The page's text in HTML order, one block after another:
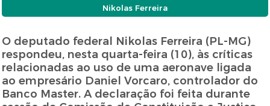
Nikolas Ferreira
O deputado federal Nikolas Ferreira (PL-MG)
respondeu, nesta quarta-feira (10), às críticas
relacionadas ao uso de uma aeronave ligada
ao empresário Daniel Vorcaro, controlador do
Banco Master. A declaração foi feita durante